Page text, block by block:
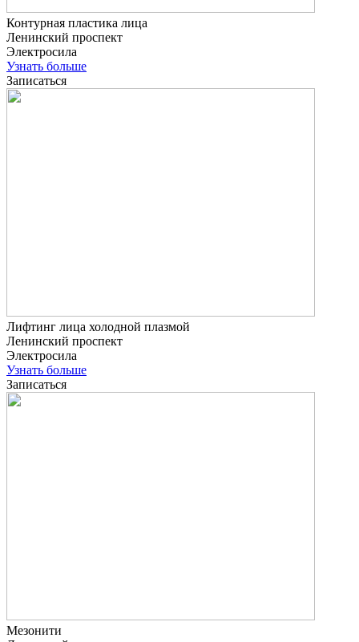
Контурная пластика лица
Ленинский проспект
Электросила
Узнать больше
Записаться
Лифтинг лица холодной плазмой
Ленинский проспект
Электросила
Узнать больше
Записаться
Мезонити